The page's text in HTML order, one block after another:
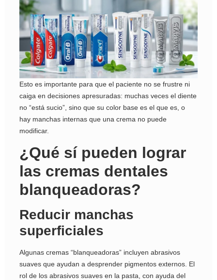
Esto es importante para que el paciente no se frustre ni
caiga en decisiones apresuradas: muchas veces el diente
no “está sucio”, sino que su color base es el que es, o
hay manchas internas que una crema no puede
modificar.
¿Qué sí pueden lograr
las cremas dentales
blanqueadoras?
Reducir manchas
superficiales
Algunas cremas “blanqueadoras” incluyen abrasivos
suaves que ayudan a desprender pigmentos externos. El
rol de los abrasivos suaves en la pasta, con ayuda del